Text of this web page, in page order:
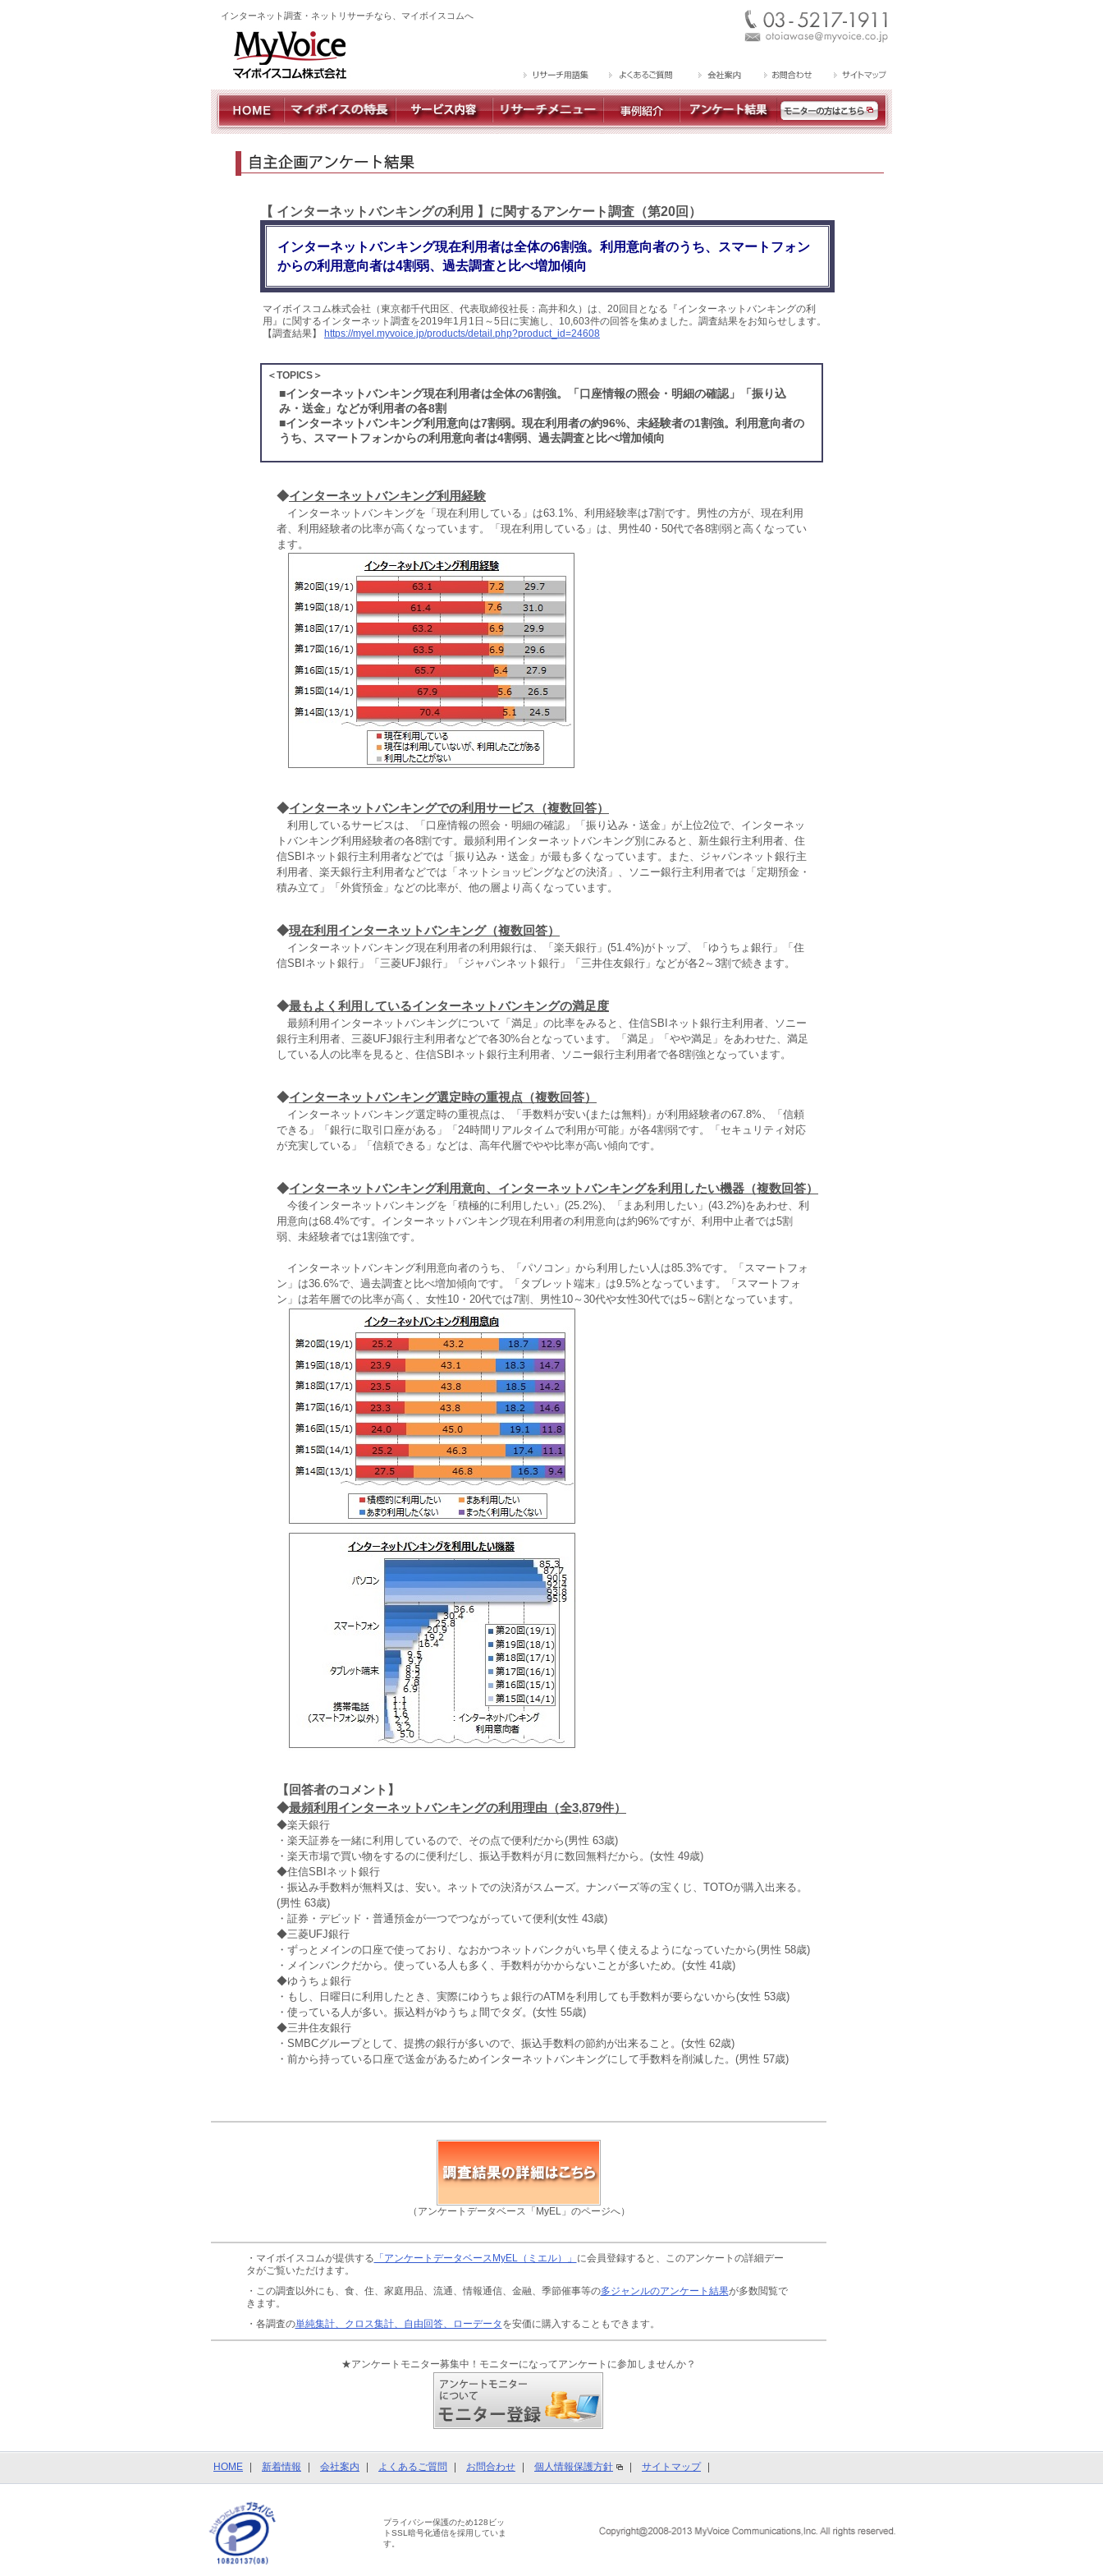
インターネット調査・ネットリサーチなら、マイボイスコムへ
【 インターネットバンキングの利用 】に関するアンケート調査（第20回）
インターネットバンキング現在利用者は全体の6割強。利用意向者のうち、スマートフォン
からの利用意向者は4割弱、過去調査と比べ増加傾向
マイボイスコム株式会社（東京都千代田区、代表取締役社長：高井和久）は、20回目となる『インターネットバンキングの利
用』に関するインターネット調査を2019年1月1日～5日に実施し、10,603件の回答を集めました。調査結果をお知らせします。
【調査結果】
https://myel.myvoice.jp/products/detail.php?product_id=24608
＜TOPICS＞
■インターネットバンキング現在利用者は全体の6割強。「口座情報の照会・明細の確認」「振り込
み・送金」などが利用者の各8割
■インターネットバンキング利用意向は7割弱。現在利用者の約96%、未経験者の1割強。利用意向者の
うち、スマートフォンからの利用意向者は4割弱、過去調査と比べ増加傾向
◆インターネットバンキング利用経験
インターネットバンキングを「現在利用している」は63.1%、利用経験率は7割です。男性の方が、現在利用
者、利用経験者の比率が高くなっています。「現在利用している」は、男性40・50代で各8割弱と高くなってい
ます。
◆インターネットバンキングでの利用サービス（複数回答）
利用しているサービスは、「口座情報の照会・明細の確認」「振り込み・送金」が上位2位で、インターネッ
トバンキング利用経験者の各8割です。最頻利用インターネットバンキング別にみると、新生銀行主利用者、住
信SBIネット銀行主利用者などでは「振り込み・送金」が最も多くなっています。また、ジャパンネット銀行主
利用者、楽天銀行主利用者などでは「ネットショッピングなどの決済」、ソニー銀行主利用者では「定期預金・
積み立て」「外貨預金」などの比率が、他の層より高くなっています。
◆現在利用インターネットバンキング（複数回答）
インターネットバンキング現在利用者の利用銀行は、「楽天銀行」(51.4%)がトップ、「ゆうちょ銀行」「住
信SBIネット銀行」「三菱UFJ銀行」「ジャパンネット銀行」「三井住友銀行」などが各2～3割で続きます。
◆最もよく利用しているインターネットバンキングの満足度
最頻利用インターネットバンキングについて「満足」の比率をみると、住信SBIネット銀行主利用者、ソニー
銀行主利用者、三菱UFJ銀行主利用者などで各30%台となっています。「満足」「やや満足」をあわせた、満足
している人の比率を見ると、住信SBIネット銀行主利用者、ソニー銀行主利用者で各8割強となっています。
◆インターネットバンキング選定時の重視点（複数回答）
インターネットバンキング選定時の重視点は、「手数料が安い(または無料)」が利用経験者の67.8%、「信頼
できる」「銀行に取引口座がある」「24時間リアルタイムで利用が可能」が各4割弱です。「セキュリティ対応
が充実している」「信頼できる」などは、高年代層でやや比率が高い傾向です。
◆インターネットバンキング利用意向、インターネットバンキングを利用したい機器（複数回答）
今後インターネットバンキングを「積極的に利用したい」(25.2%)、「まあ利用したい」(43.2%)をあわせ、利
用意向は68.4%です。インターネットバンキング現在利用者の利用意向は約96%ですが、利用中止者では5割
弱、未経験者では1割強です。
インターネットバンキング利用意向者のうち、「パソコン」から利用したい人は85.3%です。「スマートフォ
ン」は36.6%で、過去調査と比べ増加傾向です。「タブレット端末」は9.5%となっています。「スマートフォ
ン」は若年層での比率が高く、女性10・20代では7割、男性10～30代や女性30代では5～6割となっています。
【回答者のコメント】
◆最頻利用インターネットバンキングの利用理由（全3,879件）
◆楽天銀行
・楽天証券を一緒に利用しているので、その点で便利だから(男性 63歳)
・楽天市場で買い物をするのに便利だし、振込手数料が月に数回無料だから。(女性 49歳)
◆住信SBIネット銀行
・振込み手数料が無料又は、安い。ネットでの決済がスムーズ。ナンバーズ等の宝くじ、TOTOが購入出来る。
(男性 63歳)
・証券・デビッド・普通預金が一つでつながっていて便利(女性 43歳)
◆三菱UFJ銀行
・ずっとメインの口座で使っており、なおかつネットバンクがいち早く使えるようになっていたから(男性 58歳)
・メインバンクだから。使っている人も多く、手数料がかからないことが多いため。(女性 41歳)
◆ゆうちょ銀行
・もし、日曜日に利用したとき、実際にゆうちょ銀行のATMを利用しても手数料が要らないから(女性 53歳)
・使っている人が多い。振込料がゆうちょ間でタダ。(女性 55歳)
◆三井住友銀行
・SMBCグループとして、提携の銀行が多いので、振込手数料の節約が出来ること。(女性 62歳)
・前から持っている口座で送金があるためインターネットバンキングにして手数料を削減した。(男性 57歳)
（アンケートデータベース「MyEL」のページへ）
・マイボイスコムが提供する 「アンケートデータベースMyEL（ミエル）」 に会員登録すると、このアンケートの詳細デー
タがご覧いただけます。
・この調査以外にも、食、住、家庭用品、流通、情報通信、金融、季節催事等の多ジャンルのアンケート結果が多数閲覧で
きます。
・各調査の単純集計、クロス集計、自由回答、ローデータ を安価に購入することもできます。
★アンケートモニター募集中！モニターになってアンケートに参加しませんか？
HOME 新着情報 会社案内 よくあるご質問 お問合わせ 個人情報保護方針 サイトマップ
プライバシー保護のため128ビッ
トSSL暗号化通信を採用していま
す。